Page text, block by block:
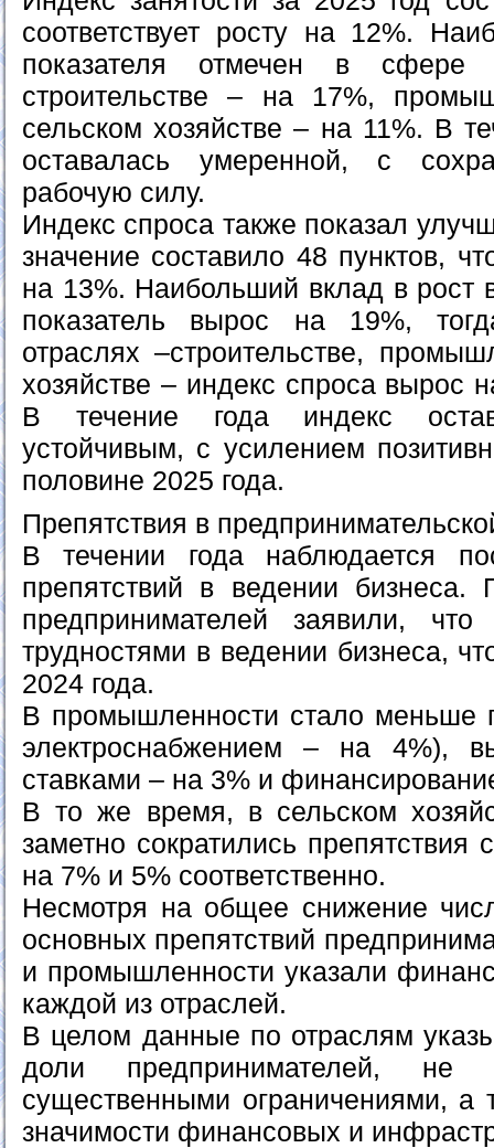
соответствует росту на 12%.
показателя отмечен в
строительстве – на 17%,
сельском хозяйстве – на 11%. В
оставалась умеренной, с
рабочую силу.
Индекс спроса также показал
значение составило 48 пунктов,
на 13%. Наибольший вклад в рост
показатель вырос на 19%,
отраслях –строительстве,
хозяйстве – индекс спроса вырос
В течение года индекс
устойчивым, с усилением
половине 2025 года.
Препятствия в
В течении года наблюдается
препятствий в ведении бизнеса.
предпринимателей заявили,
трудностями в ведении бизнеса,
2024 года.
В промышленности стало меньше
электроснабжением – на 4%),
ставками – на 3% и
В то же время, в сельском
заметно сократились
на 7% и 5% соответственно.
Несмотря на общее снижение
основных препятствий
и промышленности указали
каждой из отраслей.
В целом данные по отраслям
доли предпринимателей, не
существенными ограничениями, а
значимости финансовых и